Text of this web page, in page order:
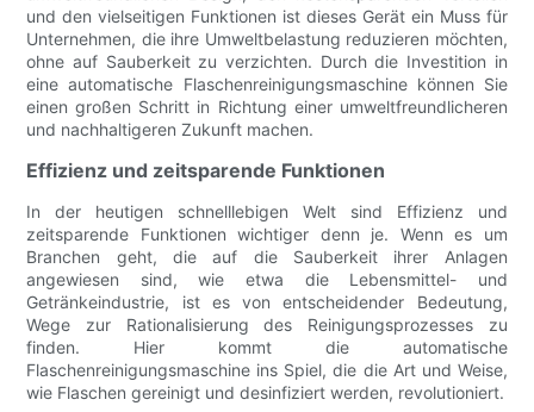
und den vielseitigen Funktionen ist dieses Gerät ein Muss für
Unternehmen, die ihre Umweltbelastung reduzieren möchten,
ohne auf Sauberkeit zu verzichten. Durch die Investition in
eine automatische Flaschenreinigungsmaschine können Sie
einen großen Schritt in Richtung einer umweltfreundlicheren
und nachhaltigeren Zukunft machen.
Effizienz und zeitsparende Funktionen
In der heutigen schnelllebigen Welt sind Effizienz und
zeitsparende Funktionen wichtiger denn je. Wenn es um
Branchen geht, die auf die Sauberkeit ihrer Anlagen
angewiesen sind, wie etwa die Lebensmittel- und
Getränkeindustrie, ist es von entscheidender Bedeutung,
Wege zur Rationalisierung des Reinigungsprozesses zu
finden. Hier kommt die automatische
Flaschenreinigungsmaschine ins Spiel, die die Art und Weise,
wie Flaschen gereinigt und desinfiziert werden, revolutioniert.